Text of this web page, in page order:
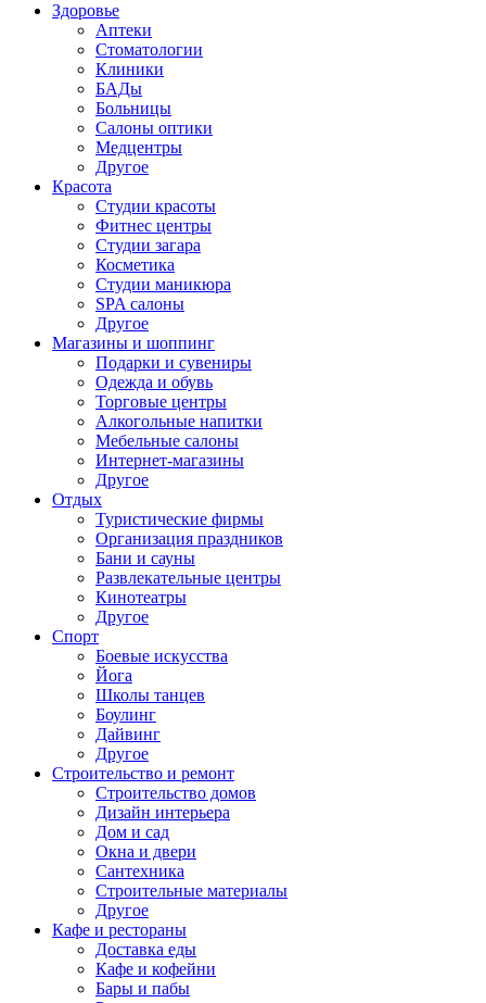
Здоровье
Аптеки
Стоматологии
Клиники
БАДы
Больницы
Салоны оптики
Медцентры
Другое
Красота
Студии красоты
Фитнес центры
Студии загара
Косметика
Студии маникюра
SPA салоны
Другое
Магазины и шоппинг
Подарки и сувениры
Одежда и обувь
Торговые центры
Алкогольные напитки
Мебельные салоны
Интернет-магазины
Другое
Отдых
Туристические фирмы
Организация праздников
Бани и сауны
Развлекательные центры
Кинотеатры
Другое
Спорт
Боевые искусства
Йога
Школы танцев
Боулинг
Дайвинг
Другое
Строительство и ремонт
Строительство домов
Дизайн интерьера
Дом и сад
Окна и двери
Сантехника
Строительные материалы
Другое
Кафе и рестораны
Доставка еды
Кафе и кофейни
Бары и пабы